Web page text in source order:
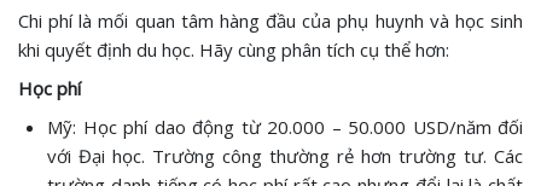
Chi phí là mối quan tâm hàng đầu của phụ huynh và học sinh
khi quyết định du học. Hãy cùng phân tích cụ thể hơn:
Học phí
Mỹ: Học phí dao động từ 20.000 – 50.000 USD/năm đối
với Đại học. Trường công thường rẻ hơn trường tư. Các